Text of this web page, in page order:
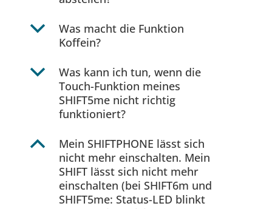
b
Was macht die Funktion
Koffein?
b
Was kann ich tun, wenn die
Touch-Funktion meines
SHIFT5me nicht richtig
funktioniert?
B
Mein SHIFTPHONE lässt sich
nicht mehr einschalten. Mein
SHIFT lässt sich nicht mehr
einschalten (bei SHIFT6m und
SHIFT5me: Status-LED blinkt